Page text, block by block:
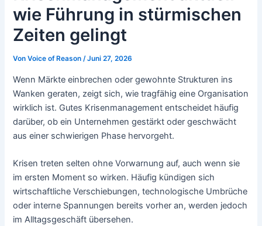
wie Führung in stürmischen
Zeiten gelingt
VonVoice of Reason/Juni 27, 2026
Wenn Märkte einbrechen oder gewohnte Strukturen ins
Wanken geraten, zeigt sich, wie tragfähig eine Organisation
wirklich ist. Gutes Krisenmanagement entscheidet häufig
darüber, ob ein Unternehmen gestärkt oder geschwächt
aus einer schwierigen Phase hervorgeht.
Krisen treten selten ohne Vorwarnung auf, auch wenn sie
im ersten Moment so wirken. Häufig kündigen sich
wirtschaftliche Verschiebungen, technologische Umbrüche
oder interne Spannungen bereits vorher an, werden jedoch
im Alltagsgeschäft übersehen.